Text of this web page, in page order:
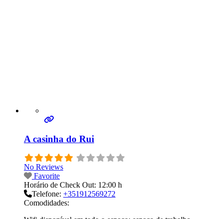
A casinha do Rui
No Reviews
Favorite
Horário de Check Out: 12:00 h
Telefone: +351912569272
Comodidades: